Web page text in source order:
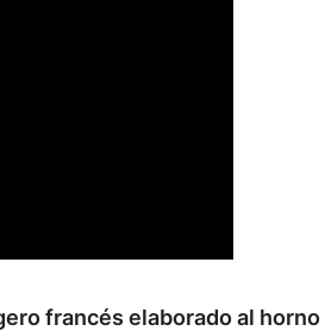
francés elaborado al horno